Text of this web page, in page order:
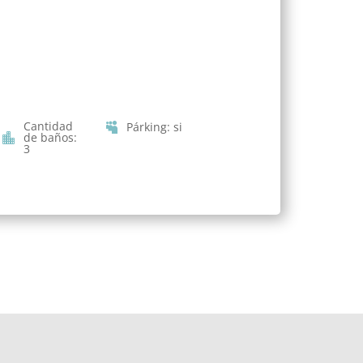
Cantidad
de baños:
3
Párking:si